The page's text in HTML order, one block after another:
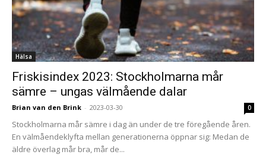
Hälsa
Friskisindex 2023: Stockholmarna mår
sämre – ungas välmående dalar
Brian van den Brink - 2023-03-30 0
Stockholmarna mår sämre i dag än under de tre föregående åren.
En välmåendeklyfta mellan generationerna öppnar sig: Medan de
äldre överlag mår bra, mår de...